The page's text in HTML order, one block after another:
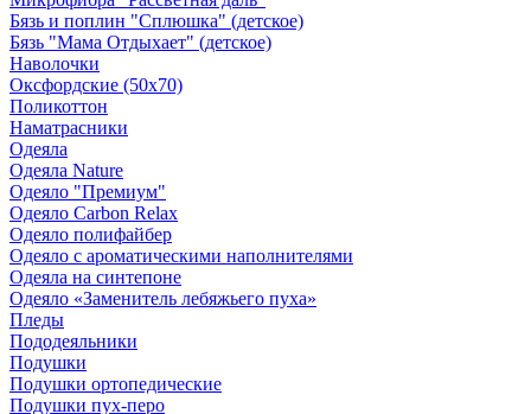
Бязь и поплин "Сплюшка" (детское)
Бязь "Мама Отдыхает" (детское)
Наволочки
Оксфордские (50х70)
Поликоттон
Наматрасники
Одеяла
Одеяла Nature
Одеяло "Премиум"
Одеяло Carbon Relax
Одеяло полифайбер
Одеяло с ароматическими наполнителями
Одеяла на синтепоне
Одеяло «Заменитель лебяжьего пуха»
Пледы
Пододеяльники
Подушки
Подушки ортопедические
Подушки пух-перо